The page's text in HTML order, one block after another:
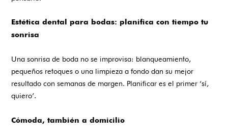
Estética dental para bodas: planifica con tiempo tu
sonrisa
Una sonrisa de boda no se improvisa: blanqueamiento,
pequeños retoques o una limpieza a fondo dan su mejor
resultado con semanas de margen. Planificar es el primer ‘sí,
quiero’.
Cómoda, también a domicilio